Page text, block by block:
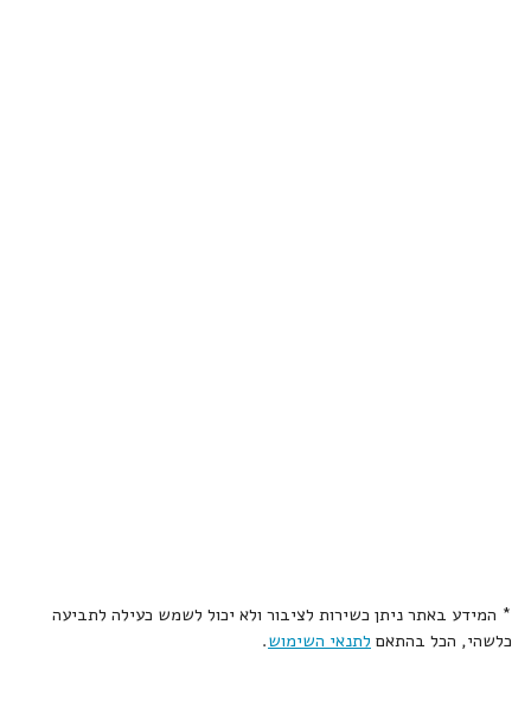
* המידע באתר ניתן כשירות לציבור ולא יכול לשמש כעילה לתביעה
כלשהי, הכל בהתאם לתנאי השימוש.